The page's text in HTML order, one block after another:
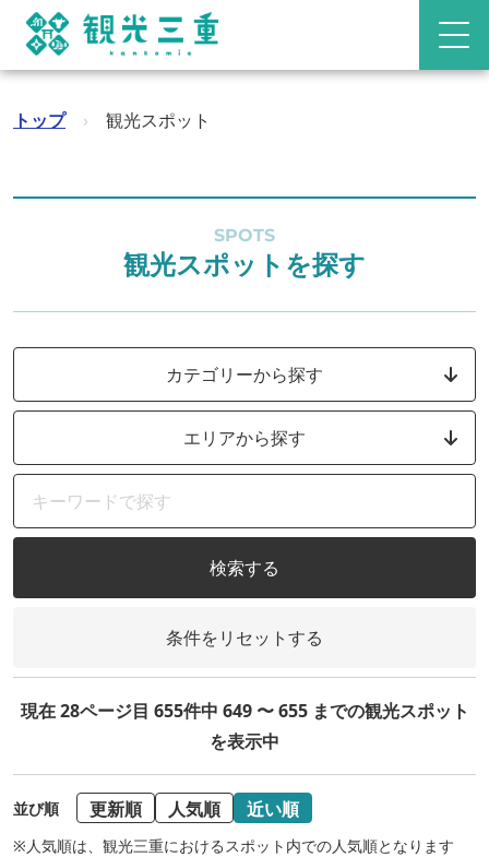
トップ › 観光スポット
SPOTS
観光スポットを探す
カテゴリーから探す
エリアから探す
検索する
条件をリセットする
現在 28ページ目 655件中 649 〜 655 までの観光スポット
を表示中
並び順 更新順 人気順 近い順
※人気順は、観光三重におけるスポット内での人気順となります